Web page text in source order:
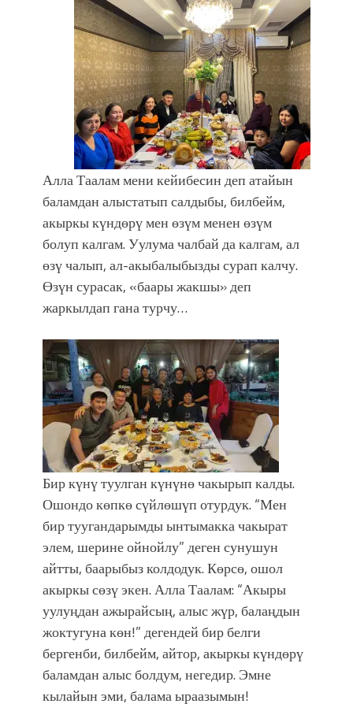
Алла Таалам мени кейибесин деп атайын
баламдан алыстатып салдыбы, билбейм,
акыркы күндөрү мен өзүм менен өзүм
болуп калгам. Уулума чалбай да калгам, ал
өзү чалып, ал-акыбалыбызды сурап калчу.
Өзүн сурасак, «баары жакшы» деп
жаркылдап гана турчу…
Бир күнү туулган күнүнө чакырып калды.
Ошондо көпкө сүйлөшүп отурдук. “Мен
бир туугандарымды ынтымакка чакырат
элем, шерине ойнойлу” деген сунушун
айтты, баарыбыз колдодук. Көрсө, ошол
акыркы сөзү экен. Алла Таалам: “Акыры
уулуңдан ажырайсың, алыс жүр, балаңдын
жоктугуна көн!” дегендей бир белги
бергенби, билбейм, айтор, акыркы күндөрү
баламдан алыс болдум, негедир. Эмне
кылайын эми, балама ыраазымын!